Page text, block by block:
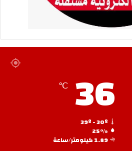
36
℃
25%
1.89 كيلومتر/ساعة